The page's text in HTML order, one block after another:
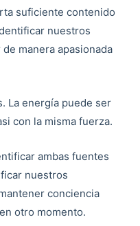
suficiente contenido
nuestros
manera apasionada
La energía puede ser
con la misma fuerza.
ambas fuentes
nuestros
conciencia
otro momento.